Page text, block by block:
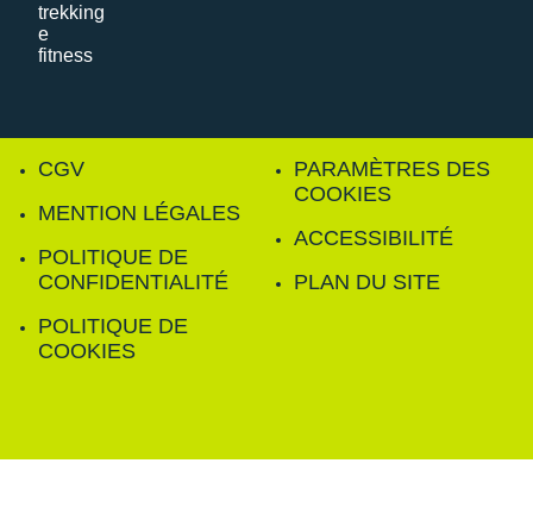
CGV
MENTION LÉGALES
POLITIQUE DE
CONFIDENTIALITÉ
POLITIQUE DE
COOKIES
PARAMÈTRES DES
COOKIES
ACCESSIBILITÉ
PLAN DU SITE